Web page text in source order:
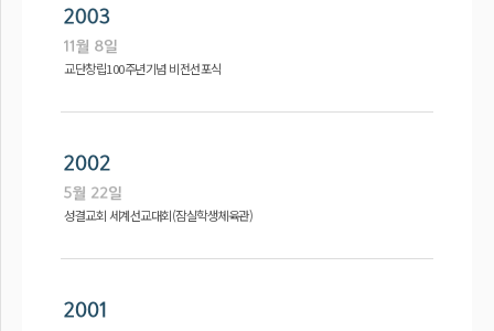
교단창립100주년기념 비전선포식
성결교회 세계선교대회(잠실학생체육관)